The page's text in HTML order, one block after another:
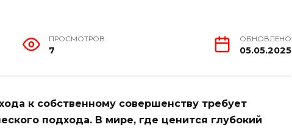
ПРОСМОТРОВ
7
ОБНОВЛЕНО
05.05.2025
к собственному совершенству требует
подхода. В мире, где ценится глубокий